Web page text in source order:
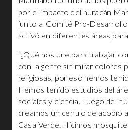
por el impacto del huracán
junto al Comité Pro-
activó en diferentes áreas
“¿Qué nos une para trabajar
con la gente sin mirar colores
religiosas, por eso hemos
Hemos tenido estudios del
sociales y ciencia. Luego del
creamos un centro de acopio
Casa Verde. Hicimos